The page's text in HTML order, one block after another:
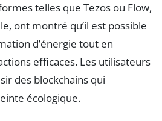
telles que Tezos ou Flow,
ont montré qu’il est possible
d’énergie tout en
efficaces. Les utilisateurs
des blockchains qui
écologique.